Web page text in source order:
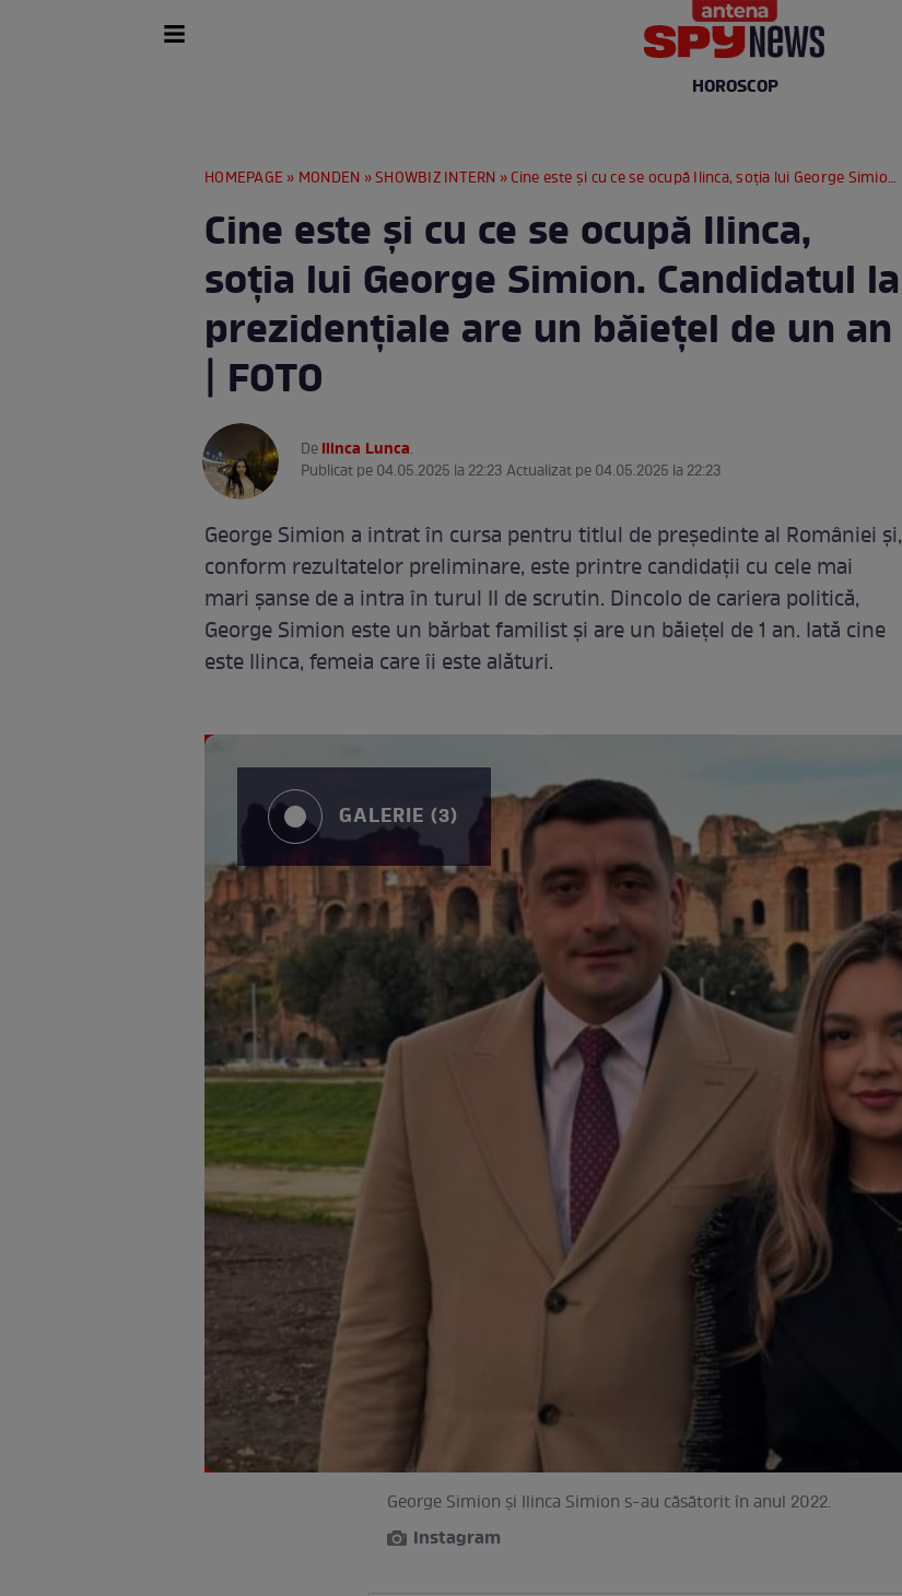
HOROSCOP
HOMEPAGE » MONDEN »SHOWBIZ INTERN » Cine este și cu ce se ocupă Ilinca, soția lui George Simion. Candidatul la prezidențiale are un băiețel de un an | FOTO
Cine este și cu ce se ocupă Ilinca,
soția lui George Simion. Candidatul la
prezidențiale are un băiețel de un an
| FOTO
DeIlinca Lunca.
Publicat pe 04.05.2025 la 22:23 Actualizat pe 04.05.2025 la 22:23
George Simion a intrat în cursa pentru titlul de președinte al României și,
conform rezultatelor preliminare, este printre candidații cu cele mai
mari șanse de a intra în turul II de scrutin. Dincolo de cariera politică,
George Simion este un bărbat familist și are un băiețel de 1 an. Iată cine
este Ilinca, femeia care îi este alături.
GALERIE (3)
George Simion și Ilinca Simion s-au căsătorit în anul 2022.
Instagram